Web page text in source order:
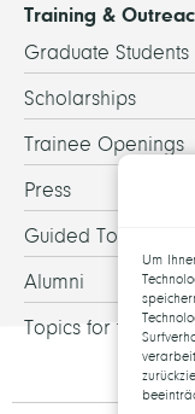
Training &
Graduate Students
Scholarships
Trainee Openings
Press
Guided Tours
Alumni
Topics for theses
Um